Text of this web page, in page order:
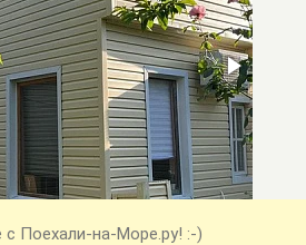
Поехали-на-Море.ру! :-)